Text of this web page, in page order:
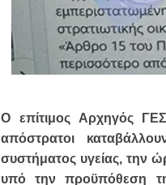
Ο επίτιμος Αρχηγός ΓΕΣ
απόστρατοι
συστήματος υγείας, την
υπό την προϋπόθεση